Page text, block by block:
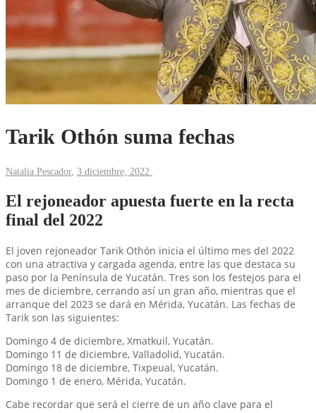
Tarik Othón suma fechas
Natalia Pescador, 3 diciembre, 2022
El rejoneador apuesta fuerte en la recta
final del 2022
El joven rejoneador Tarik Othón inicia el último mes del 2022
con una atractiva y cargada agenda, entre las que destaca su
paso por la Península de Yucatán. Tres son los festejos para el
mes de diciembre, cerrando así un gran año, mientras que el
arranque del 2023 se dará en Mérida, Yucatán. Las fechas de
Tarik son las siguientes:
Domingo 4 de diciembre, Xmatkuil, Yucatán.
Domingo 11 de diciembre, Valladolid, Yucatán.
Domingo 18 de diciembre, Tixpeual, Yucatán.
Domingo 1 de enero, Mérida, Yucatán.
Cabe recordar que será el cierre de un año clave para el